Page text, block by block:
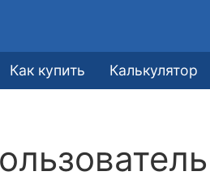
Как купить Калькулятор